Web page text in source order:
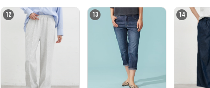
12 13 14
※外部サイトが開きます
クロスプラス　オンラインストア からのコメント
N.O.R.C (ノーク)、JUNKO SHIMADA (ジュンコシマダ) 、ATSURO
ALPHA CUBIC (アルファーキュービック)、DECOY (デコイ)、Petit
(プチオンフルール)、
DERMASHARE (ダーマシェア)など、20 代～ 40 代の大人女子ブラン
心に、多くの人気ブランドをラインナップ。